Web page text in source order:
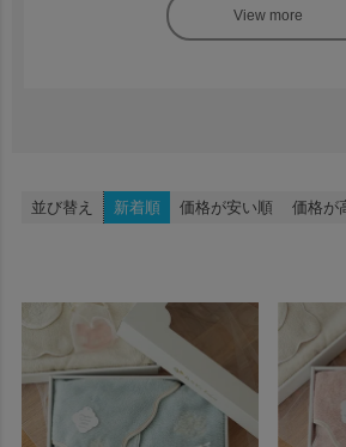
サイズを気にせず贈りや
成長してからも長く使
1歳のお誕生日ギフトにもおす
並び替え 新着順 価格が安い順 価格が